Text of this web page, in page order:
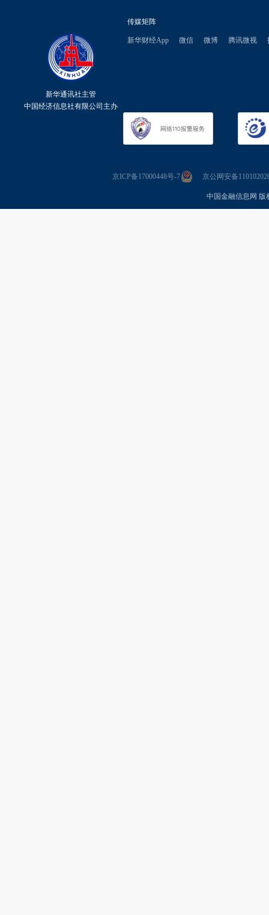
新华通讯社主管
中国经济信息社有限公司主办
传媒矩阵
新华财经App 微信 微博 腾讯微视
京ICP备17000448号-7 京公网安备
中国金融信息网 版